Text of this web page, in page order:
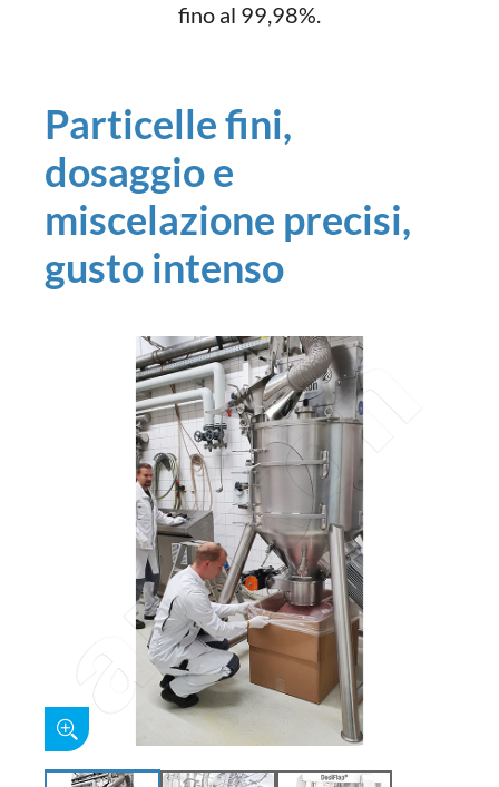
fino al 99,98%.
Particelle fini,
dosaggio e
miscelazione precisi,
gusto intenso